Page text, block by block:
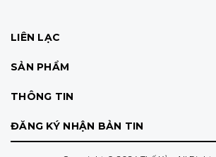
LIÊN LẠC
SẢN PHẨM
THÔNG TIN
ĐĂNG KÝ NHẬN BẢN TIN